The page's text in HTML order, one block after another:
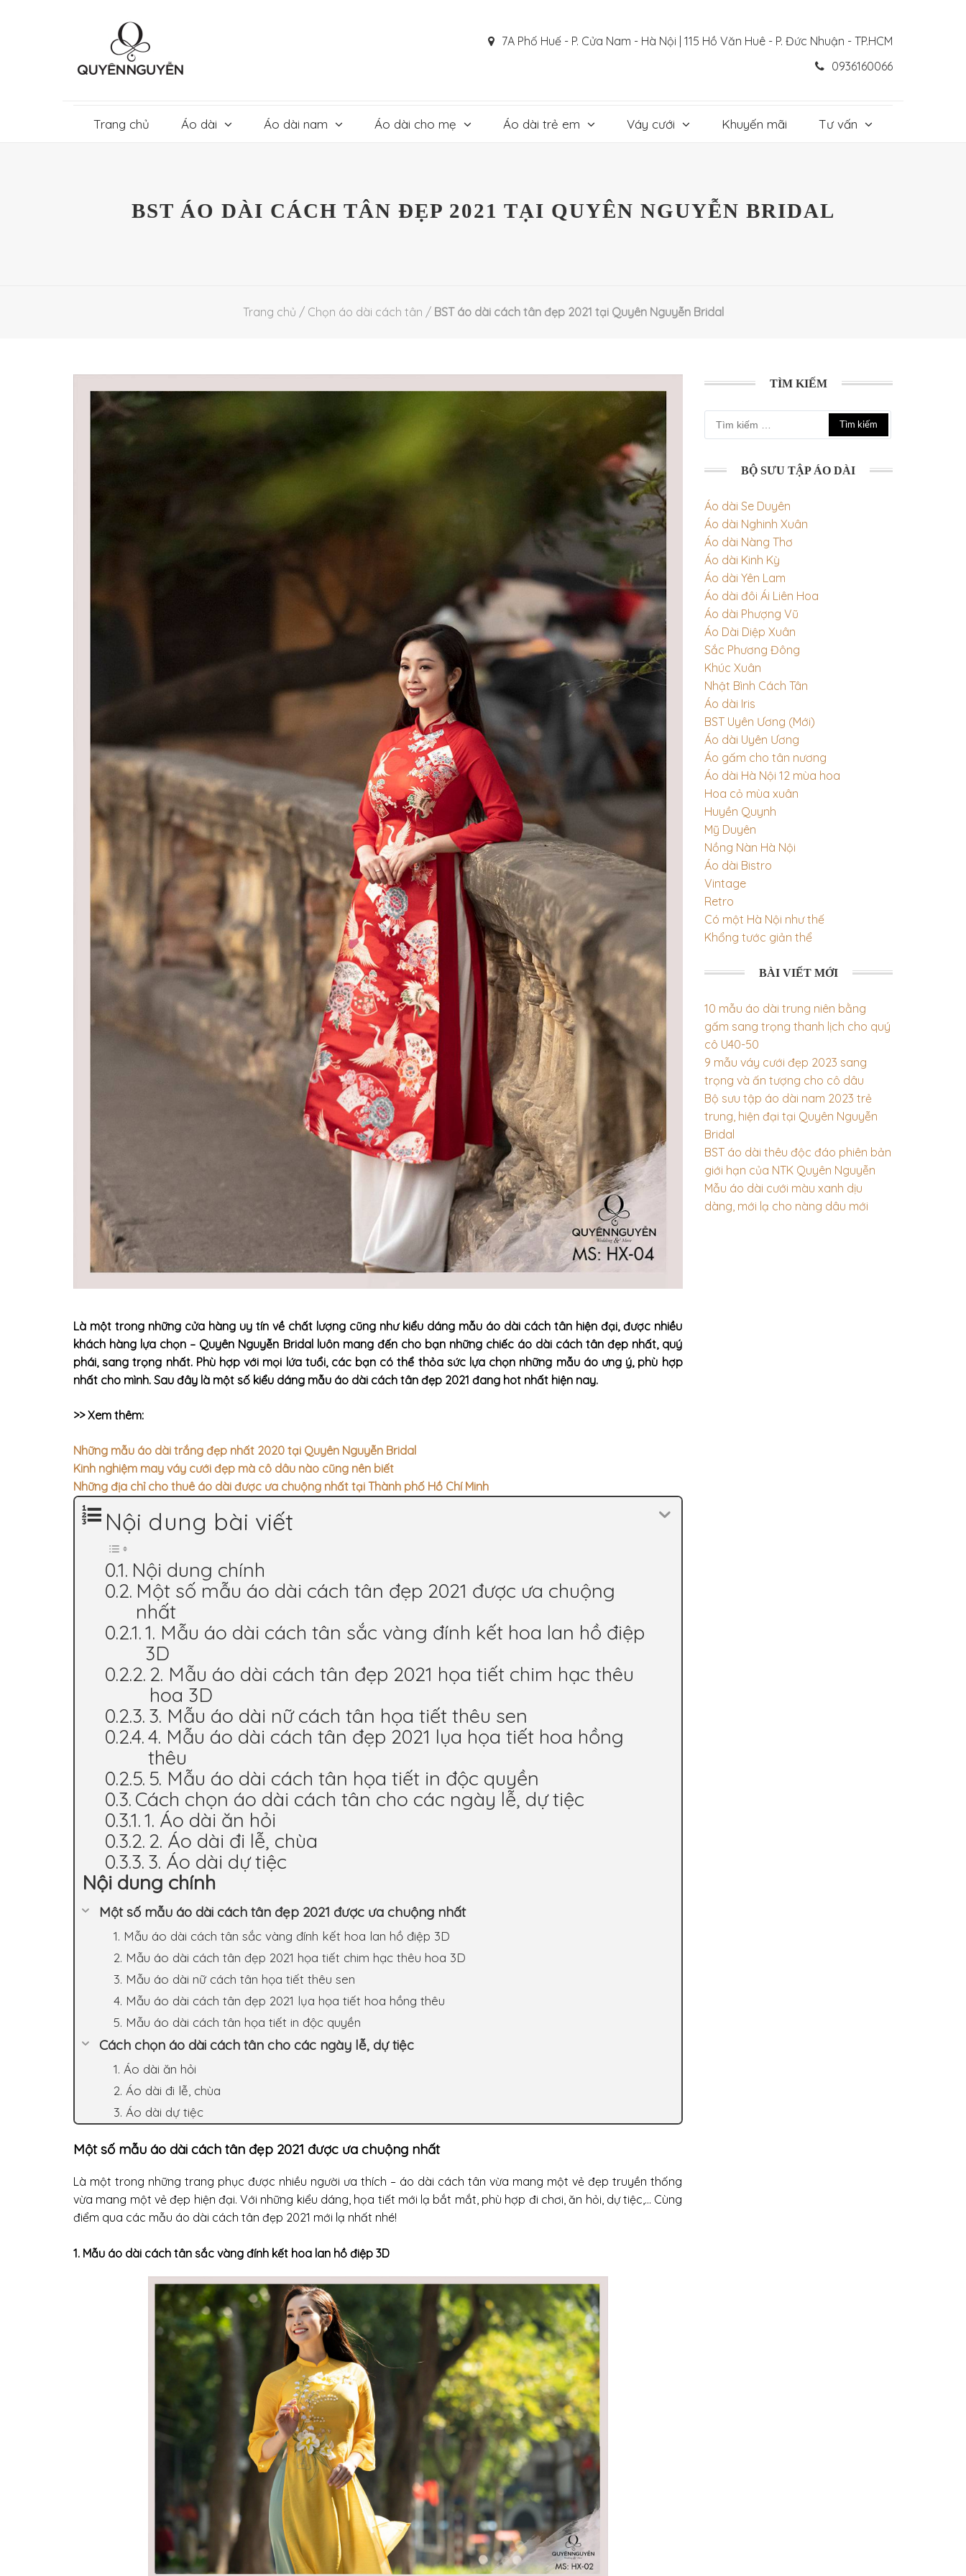
7A Phố Huế - P. Cửa Nam - Hà Nội | 115 Hồ Văn Huê - P. Đức Nhuận - TP.HCM
0936160066
Trang chủ Áo dài Áo dài nam Áo dài cho mẹ Áo dài trẻ em Váy cưới Khuyến mãi Tư vấn
BST ÁO DÀI CÁCH TÂN ĐẸP 2021 TẠI QUYÊN NGUYỄN BRIDAL
Trang chủ / Chọn áo dài cách tân / BST áo dài cách tân đẹp 2021 tại Quyên Nguyễn Bridal
Là một trong những cửa hàng uy tín về chất lượng cũng như kiểu dáng mẫu áo dài cách tân hiện đại, được nhiều
khách hàng lựa chọn – Quyên Nguyễn Bridal luôn mang đến cho bạn những chiếc áo dài cách tân đẹp nhất, quý
phái, sang trọng nhất. Phù hợp với mọi lứa tuổi, các bạn có thể thỏa sức lựa chọn những mẫu áo ưng ý, phù hợp
nhất cho mình. Sau đây là một số kiểu dáng mẫu áo dài cách tân đẹp 2021 đang hot nhất hiện nay.
>> Xem thêm:
Những mẫu áo dài trắng đẹp nhất 2020 tại Quyên Nguyễn Bridal
Kinh nghiệm may váy cưới đẹp mà cô dâu nào cũng nên biết
Những địa chỉ cho thuê áo dài được ưa chuộng nhất tại Thành phố Hồ Chí Minh
Nội dung bài viết
Nội dung chính
Một số mẫu áo dài cách tân đẹp 2021 được ưa chuộng
nhất
1. Mẫu áo dài cách tân sắc vàng đính kết hoa lan hồ điệp
3D
2. Mẫu áo dài cách tân đẹp 2021 họa tiết chim hạc thêu
hoa 3D
3. Mẫu áo dài nữ cách tân họa tiết thêu sen
4. Mẫu áo dài cách tân đẹp 2021 lụa họa tiết hoa hồng
thêu
5. Mẫu áo dài cách tân họa tiết in độc quyền
Cách chọn áo dài cách tân cho các ngày lễ, dự tiệc
1. Áo dài ăn hỏi
2. Áo dài đi lễ, chùa
3. Áo dài dự tiệc
Nội dung chính
Một số mẫu áo dài cách tân đẹp 2021 được ưa chuộng nhất
1. Mẫu áo dài cách tân sắc vàng đính kết hoa lan hồ điệp 3D
2. Mẫu áo dài cách tân đẹp 2021 họa tiết chim hạc thêu hoa 3D
3. Mẫu áo dài nữ cách tân họa tiết thêu sen
4. Mẫu áo dài cách tân đẹp 2021 lụa họa tiết hoa hồng thêu
5. Mẫu áo dài cách tân họa tiết in độc quyền
Cách chọn áo dài cách tân cho các ngày lễ, dự tiệc
1. Áo dài ăn hỏi
2. Áo dài đi lễ, chùa
3. Áo dài dự tiệc
Một số mẫu áo dài cách tân đẹp 2021 được ưa chuộng nhất
Là một trong những trang phục được nhiều người ưa thích – áo dài cách tân vừa mang một vẻ đẹp truyền thống
vừa mang một vẻ đẹp hiện đại. Với những kiểu dáng, họa tiết mới lạ bắt mắt, phù hợp đi chơi, ăn hỏi, dự tiệc,… Cùng
điểm qua các mẫu áo dài cách tân đẹp 2021 mới lạ nhất nhé!
1. Mẫu áo dài cách tân sắc vàng đính kết hoa lan hồ điệp 3D
TÌM KIẾM
Tìm
kiếm
BỘ SƯU TẬP ÁO DÀI
Áo dài Se Duyên
Áo dài Nghinh Xuân
Áo dài Nàng Thơ
Áo dài Kinh Kỳ
Áo dài Yên Lam
Áo dài đôi Ái Liên Hoa
Áo dài Phượng Vũ
Áo Dài Diệp Xuân
Sắc Phương Đông
Khúc Xuân
Nhật Bình Cách Tân
Áo dài Iris
BST Uyên Ương (Mới)
Áo dài Uyên Ương
Áo gấm cho tân nương
Áo dài Hà Nội 12 mùa hoa
Hoa cỏ mùa xuân
Huyền Quynh
Mỹ Duyên
Nồng Nàn Hà Nội
Áo dài Bistro
Vintage
Retro
Có một Hà Nội như thế
Khổng tước giản thể
BÀI VIẾT MỚI
10 mẫu áo dài trung niên bằng
gấm sang trọng thanh lịch cho quý
cô U40-50
9 mẫu váy cưới đẹp 2023 sang
trọng và ấn tượng cho cô dâu
Bộ sưu tập áo dài nam 2023 trẻ
trung, hiện đại tại Quyên Nguyễn
Bridal
BST áo dài thêu độc đáo phiên bản
giới hạn của NTK Quyên Nguyễn
Mẫu áo dài cưới màu xanh dịu
dàng, mới lạ cho nàng dâu mới